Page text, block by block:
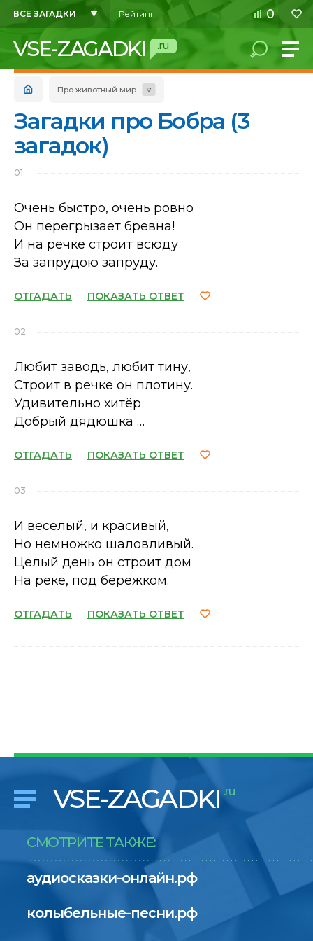
ВСЕ ЗАГАДКИ Рейтинг 0
VSE-ZAGADKI .ru
Про животный мир
Загадки про Бобра (3
загадок)
01
Очень быстро, очень ровно
Он перегрызает бревна!
И на речке строит всюду
За запрудою запруду.
ОТГАДАТЬ ПОКАЗАТЬ ОТВЕТ
02
Любит заводь, любит тину,
Строит в речке он плотину.
Удивительно хитёр
Добрый дядюшка …
ОТГАДАТЬ ПОКАЗАТЬ ОТВЕТ
03
И веселый, и красивый,
Но немножко шаловливый.
Целый день он строит дом
На реке, под бережком.
ОТГАДАТЬ ПОКАЗАТЬ ОТВЕТ
VSE-ZAGADKI .ru
СМОТРИТЕ ТАКЖЕ:
аудиосказки-онлайн.рф
колыбельные-песни.рф